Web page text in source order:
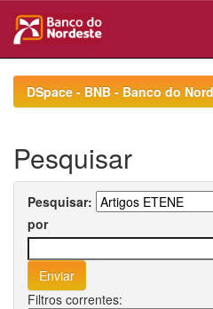
navigationDSpace - BNB - Banco do
Pesquisar
Pesquisar:
por
Filtros correntes: